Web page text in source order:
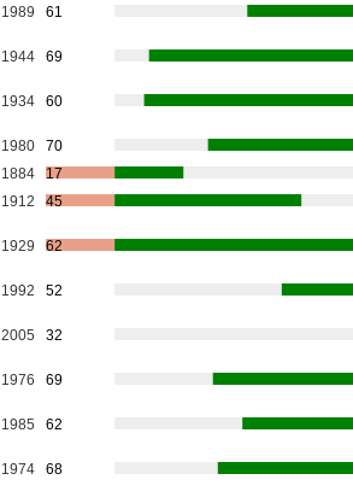
1989 61
1944 69
1934 60
1980
70
1884
17
1912 45
1929 62
1992 52
2005 32
1976 69
1985 62
1974 68